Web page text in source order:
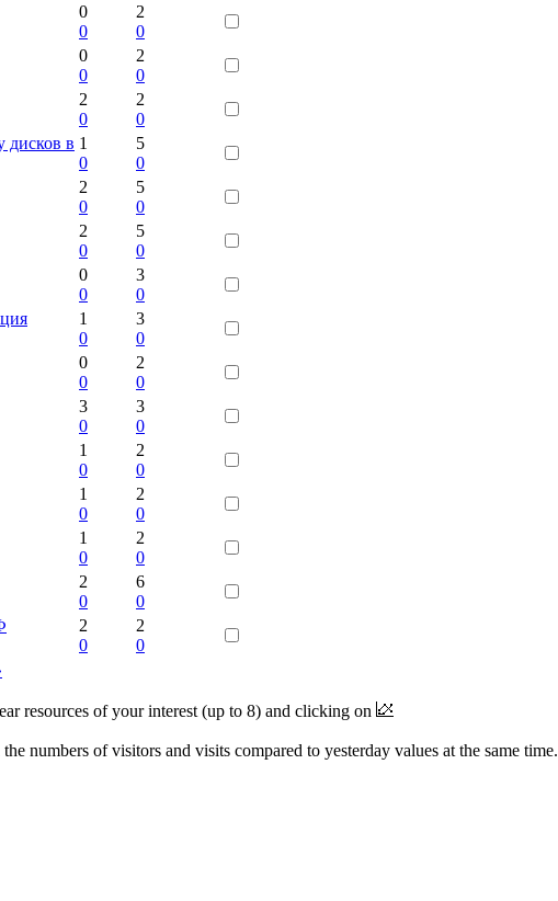
0
0
2
0
0
0
2
0
2
0
2
0
дисков в 1
0
5
0
2
0
5
0
2
0
5
0
0
0
3
0
1
0
3
0
0
0
2
0
3
0
3
0
1
0
2
0
1
0
2
0
1
0
2
0
2
0
6
0
2
0
2
0
resources of your interest (up to 8) and clicking on
numbers of visitors and visits compared to yesterday values at the same time.